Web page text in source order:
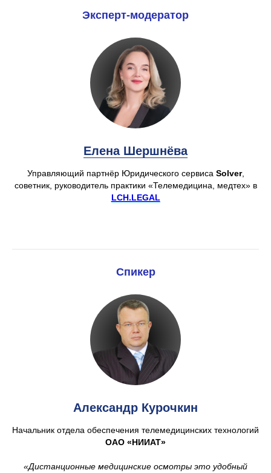
Эксперт-модератор
Елена Шершнёва
Управляющий партнёр Юридического сервиса Solver,
советник, руководитель практики «Телемедицина, медтех» в
LCH.LEGAL
Спикер
Александр Курочкин
Начальник отдела обеспечения телемедицинских технологий
ОАО «НИИАТ»
«Дистанционные медицинские осмотры это удобный